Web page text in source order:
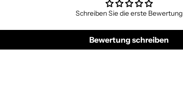
Schreiben Sie die erste Bewertung
Bewertung schreiben